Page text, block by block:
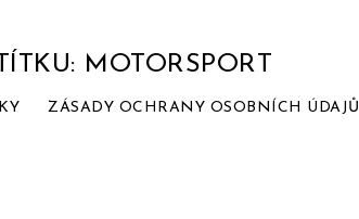
MOTORSPORT
ZÁSADY OCHRANY OSOBNÍCH ÚDAJŮ